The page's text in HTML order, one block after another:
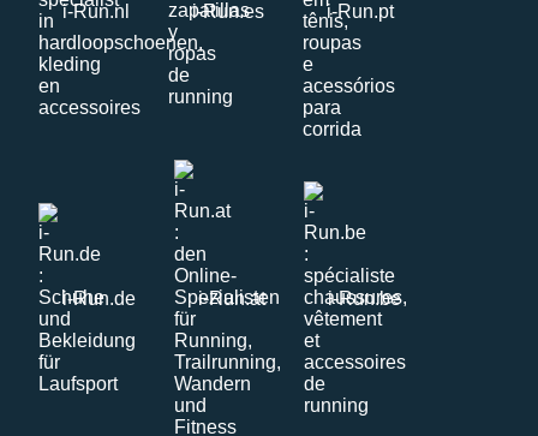
i-Run.nl i-Run.es i-Run.pt
i-Run.de i-Run.at i-Run.be